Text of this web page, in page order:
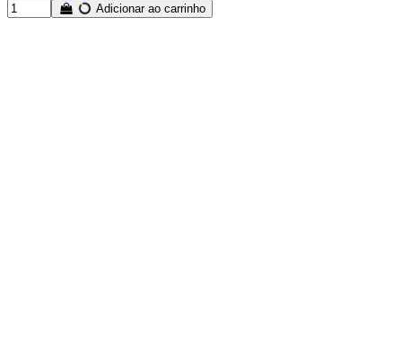
Adicionar ao carrinho